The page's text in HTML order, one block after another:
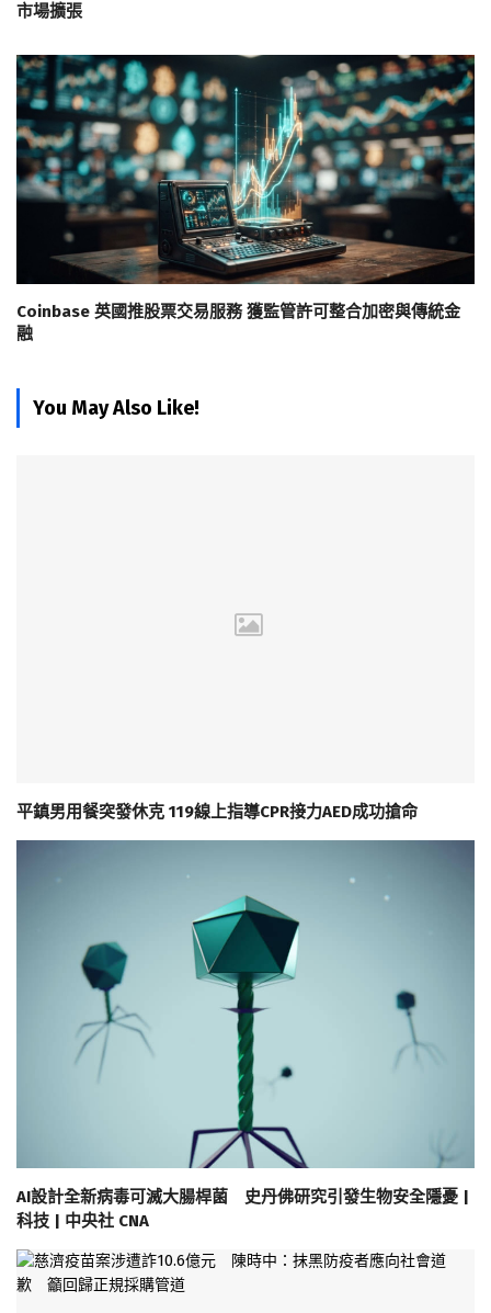
市場擴張
Coinbase 英國推股票交易服務 獲監管許可整合加密與傳統金
融
You May Also Like!
平鎮男用餐突發休克 119線上指導CPR接力AED成功搶命
AI設計全新病毒可滅大腸桿菌 史丹佛研究引發生物安全隱憂 |
科技 | 中央社 CNA